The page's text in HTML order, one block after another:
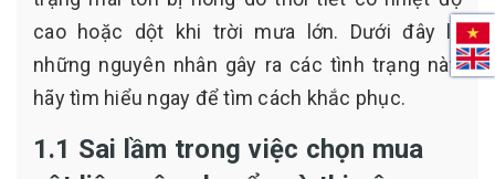
cao hoặc dột khi trời mưa lớn. Dưới đây là
những nguyên nhân gây ra các tình trạng này,
hãy tìm hiểu ngay để tìm cách khắc phục.
1.1 Sai lầm trong việc chọn mua